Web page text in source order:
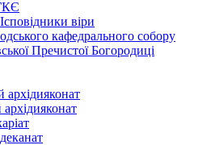
віри
кафедрального собору
Пречистої Богородиці